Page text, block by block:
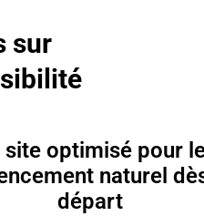
sur
site optimisé pour
naturel
départ